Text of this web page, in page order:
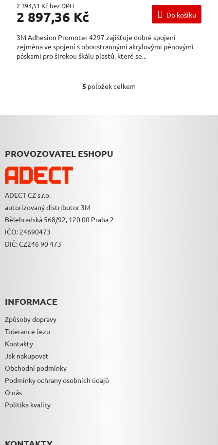
2 394,51 Kč bez DPH
2 897,36 Kč Do košíku
3M Adhesion Promoter 4297 zajišťuje dobré spojení
zejména ve spojení s oboustrannými akrylovými pěnovými
páskami pro širokou škálu plastů, které se...
O
Á
Í
Ý
5 položek celkem
APROVOZOVATEL ESHOPU
ADECT CZ s.r.o.
autorizovaný distributor 3M
Bělehradská 568/92, 120 00 Praha 2
IČO: 24690473
DIČ: CZ246 90 473
INFORMACE
Způsoby dopravy
Tolerance řezu
Kontakty
Jak nakupovat
Obchodní podmínky
Podmínky ochrany osobních údajů
O nás
Politika kvality